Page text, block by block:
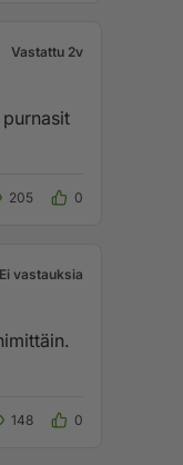
Vastattu 2v
205 0
Ei vastauksia
148 0